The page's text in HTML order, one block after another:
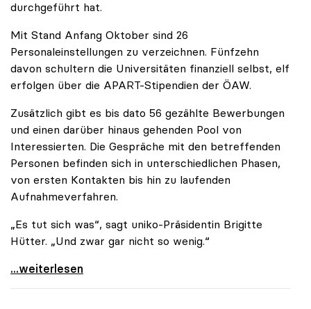
durchgeführt hat.
Mit Stand Anfang Oktober sind 26
Personaleinstellungen zu verzeichnen. Fünfzehn
davon schultern die Universitäten finanziell selbst, elf
erfolgen über die APART-Stipendien der ÖAW.
Zusätzlich gibt es bis dato 56 gezählte Bewerbungen
und einen darüber hinaus gehenden Pool von
Interessierten. Die Gespräche mit den betreffenden
Personen befinden sich in unterschiedlichen Phasen,
von ersten Kontakten bis hin zu laufenden
Aufnahmeverfahren.
„Es tut sich was“, sagt uniko-Präsidentin Brigitte
Hütter. „Und zwar gar nicht so wenig.“
Reges Interesse von US-Forscher:innen an
...weiterlesen